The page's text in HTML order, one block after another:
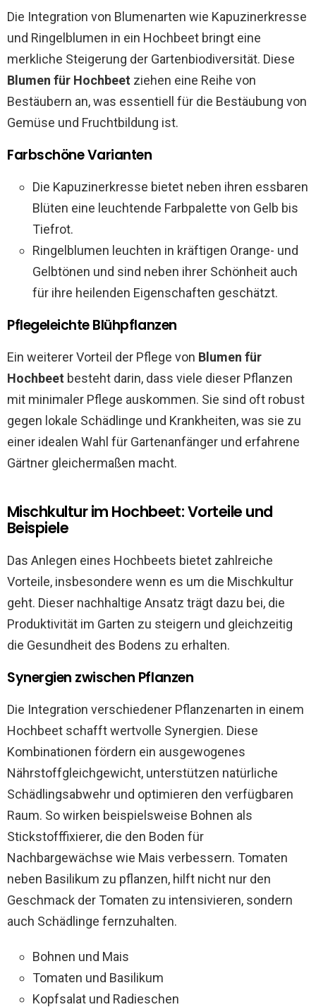
Die Integration von Blumenarten wie Kapuzinerkresse
und Ringelblumen in ein Hochbeet bringt eine
merkliche Steigerung der Gartenbiodiversität. Diese
Blumen für Hochbeet ziehen eine Reihe von
Bestäubern an, was essentiell für die Bestäubung von
Gemüse und Fruchtbildung ist.
Farbschöne Varianten
Die Kapuzinerkresse bietet neben ihren essbaren
Blüten eine leuchtende Farbpalette von Gelb bis
Tiefrot.
Ringelblumen leuchten in kräftigen Orange- und
Gelbtönen und sind neben ihrer Schönheit auch
für ihre heilenden Eigenschaften geschätzt.
Pflegeleichte Blühpflanzen
Ein weiterer Vorteil der Pflege von Blumen für
Hochbeet besteht darin, dass viele dieser Pflanzen
mit minimaler Pflege auskommen. Sie sind oft robust
gegen lokale Schädlinge und Krankheiten, was sie zu
einer idealen Wahl für Gartenanfänger und erfahrene
Gärtner gleichermaßen macht.
Mischkultur im Hochbeet: Vorteile und
Beispiele
Das Anlegen eines Hochbeets bietet zahlreiche
Vorteile, insbesondere wenn es um die Mischkultur
geht. Dieser nachhaltige Ansatz trägt dazu bei, die
Produktivität im Garten zu steigern und gleichzeitig
die Gesundheit des Bodens zu erhalten.
Synergien zwischen Pflanzen
Die Integration verschiedener Pflanzenarten in einem
Hochbeet schafft wertvolle Synergien. Diese
Kombinationen fördern ein ausgewogenes
Nährstoffgleichgewicht, unterstützen natürliche
Schädlingsabwehr und optimieren den verfügbaren
Raum. So wirken beispielsweise Bohnen als
Stickstofffixierer, die den Boden für
Nachbargewächse wie Mais verbessern. Tomaten
neben Basilikum zu pflanzen, hilft nicht nur den
Geschmack der Tomaten zu intensivieren, sondern
auch Schädlinge fernzuhalten.
Bohnen und Mais
Tomaten und Basilikum
Kopfsalat und Radieschen